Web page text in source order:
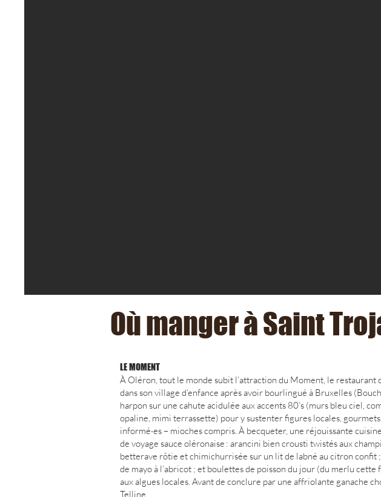
Où manger à Saint
LE MOMENT
À Oléron, tout le monde subit l’attraction du Moment, le restaurant
dans son village d’enfance après avoir bourlingué à Bruxelles
harpon sur une cahute acidulée aux accents 80’s (murs bleu ciel,
opaline, mimi terrassette) pour y sustenter figures locales,
informé·es – mioches compris. À becqueter, une réjouissante
de voyage sauce oléronaise : arancini bien crousti twistés aux
betterave rôtie et chimichurrisée sur un lit de labné au citron confit
de mayo à l’abricot ; et boulettes de poisson du jour (du merlu
aux algues locales. Avant de conclure par une affriolante ganache
Telline